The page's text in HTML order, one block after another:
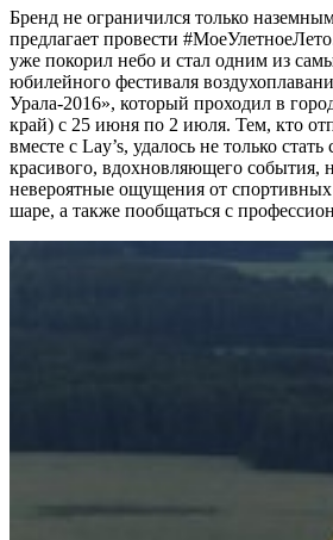
Бренд не ограничился только
предлагает провести
уже покорил небо и стал одним из
юбилейного фестиваля
Урала-2016», который проходил в
край) с 25 июня по 2 июля. Тем, кто
вместе с Lay’s, удалось не только
красивого, вдохновляющего события,
невероятные ощущения от
шаре, а также пообщаться с